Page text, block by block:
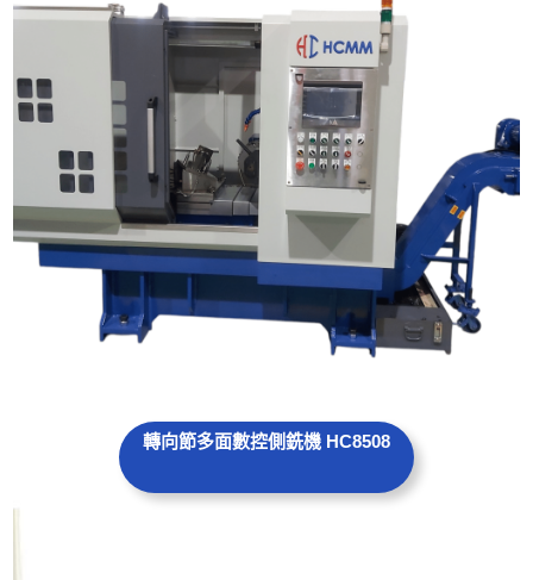
轉向節多面數控側銑機 HC8508